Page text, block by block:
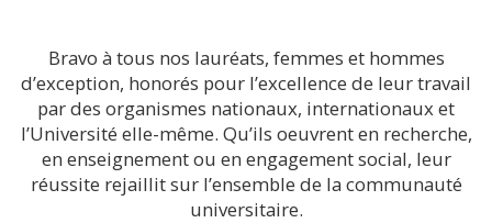
Bravo à tous nos lauréats, femmes et hommes
d’exception, honorés pour l’excellence de leur travail
par des organismes nationaux, internationaux et
l’Université elle-même. Qu’ils oeuvrent en recherche,
en enseignement ou en engagement social, leur
réussite rejaillit sur l’ensemble de la communauté
universitaire.